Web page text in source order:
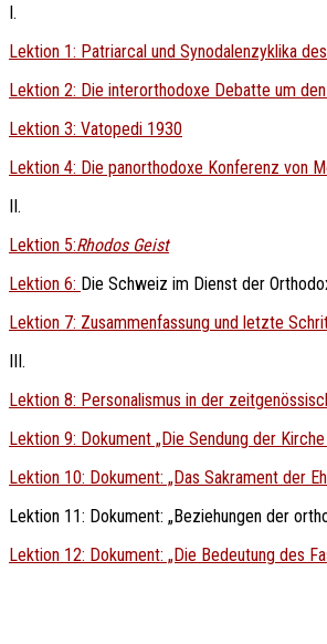
I.
Lektion 1: Patriarcal und Synodalenzyklika
Lektion 2: Die interorthodoxe Debatte um
Lektion 3: Vatopedi 1930
Lektion 4: Die panorthodoxe Konferenz von
II.
Lektion 5:Rhodos Geist
Lektion 6: Die Schweiz im Dienst der
Lektion 7: Zusammenfassung und letzte
III.
Lektion 8: Personalismus in der
Lektion 9: Dokument „Die Sendung der
Lektion 10: Dokument: „Das Sakrament der
Lektion 11: Dokument: „Beziehungen der
Lektion 12: Dokument: „Die Bedeutung des